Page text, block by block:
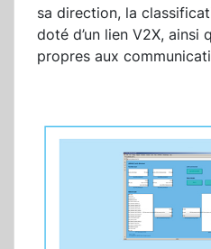
sa direction, la
doté d’un lien V2X, ainsi
propres aux